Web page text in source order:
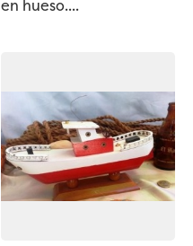
en hueso....